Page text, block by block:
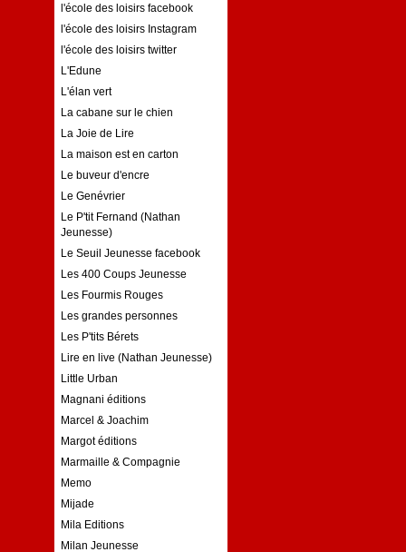
l'école des loisirs facebook
l'école des loisirs Instagram
l'école des loisirs twitter
L'Edune
L'élan vert
La cabane sur le chien
La Joie de Lire
La maison est en carton
Le buveur d'encre
Le Genévrier
Le P'tit Fernand (Nathan
Jeunesse)
Le Seuil Jeunesse facebook
Les 400 Coups Jeunesse
Les Fourmis Rouges
Les grandes personnes
Les P'tits Bérets
Lire en live (Nathan Jeunesse)
Little Urban
Magnani éditions
Marcel & Joachim
Margot éditions
Marmaille & Compagnie
Memo
Mijade
Mila Editions
Milan Jeunesse